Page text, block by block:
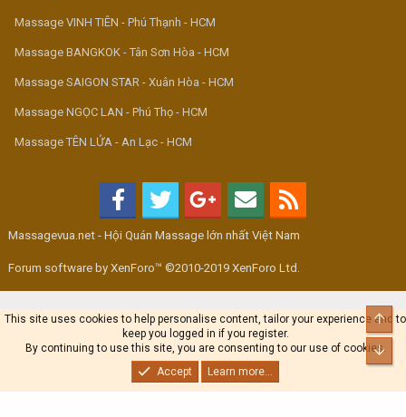
Massage VINH TIÊN - Phú Thạnh - HCM
Massage BANGKOK - Tân Sơn Hòa - HCM
Massage SAIGON STAR - Xuân Hòa - HCM
Massage NGỌC LAN - Phú Thọ - HCM
Massage TÊN LỬA - An Lạc - HCM
Massagevua.net - Hội Quán Massage lớn nhất Việt Nam
Forum software by XenForo™ ©2010-2019 XenForo Ltd.
This site uses cookies to help personalise content, tailor your experience and to
keep you logged in if you register.
By continuing to use this site, you are consenting to our use of cookies.
Accept
Learn more...
Top